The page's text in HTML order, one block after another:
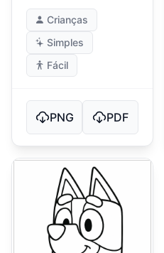
Crianças
Simples
Fácil
PNG PDF